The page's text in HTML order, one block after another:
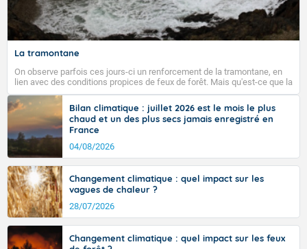
Fermer
La tramontane
On observe parfois ces jours-ci un renforcement de la tramontane, en
lien avec des conditions propices de feux de forêt. Mais qu'est-ce que la
tramontane ? Quelles sont ses caractéristiques ? La tramontane est un
vent turbulent soufflant de secteur nord-ouest à nord, ou ouest à nord-
ouest, dans un secteur qui part du Roussillon à la vallée de l’Aude et à
l’ouest de l’Hérault. L’étymologie de ce vent vient du latin trasmontanus,
signifiant au-delà des monts, en allusion aux régions montagneuses
d’où provient ce vent.
Bilan climatique : juillet 2026 est le mois le plus
chaud et un des plus secs jamais enregistré en
France
04/08/2026
Changement climatique : quel impact sur les
vagues de chaleur ?
28/07/2026
Changement climatique : quel impact sur les feux